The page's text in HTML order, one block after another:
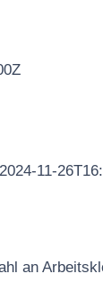
2024-11-
an